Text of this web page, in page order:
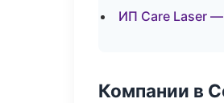
ИП Care Laser
Компании в